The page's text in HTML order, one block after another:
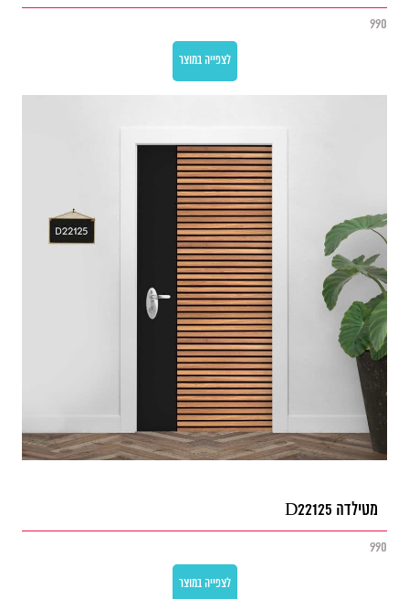
990
לצפייה במוצר
מטילדה D22125
990
לצפייה במוצר